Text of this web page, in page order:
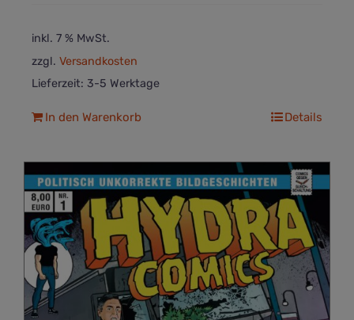
inkl. 7 % MwSt.
zzgl. Versandkosten
Lieferzeit: 3-5 Werktage
In den Warenkorb Details